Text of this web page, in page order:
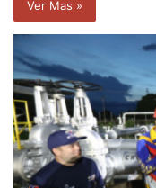
Ver Mas »